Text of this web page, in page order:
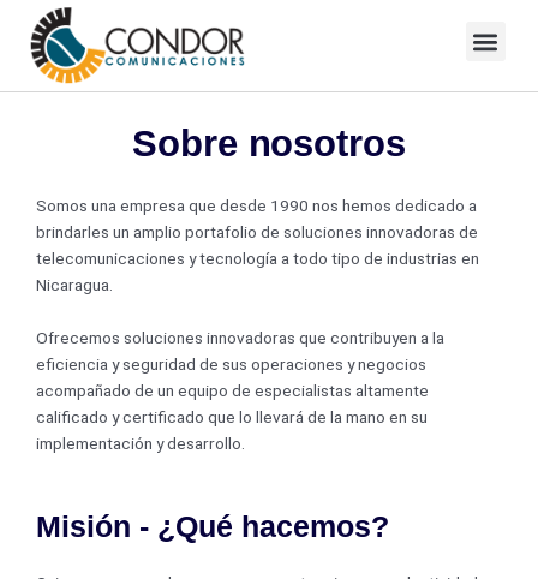
content
Sobre nosotros
Somos una empresa que desde 1990 nos hemos dedicado a
brindarles un amplio portafolio de soluciones innovadoras de
telecomunicaciones y tecnología a todo tipo de industrias en
Nicaragua.
Ofrecemos soluciones innovadoras que contribuyen a la
eficiencia y seguridad de sus operaciones y negocios
acompañado de un equipo de especialistas altamente
calificado y certificado que lo llevará de la mano en su
implementación y desarrollo.
Misión - ¿Qué hacemos?